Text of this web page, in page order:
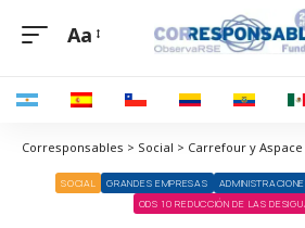
Aa
SOCIAL GRANDES EMPRESAS
ODS 10 REDUCCIÓN DE LAS